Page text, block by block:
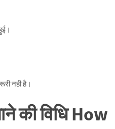
नही है।
की विधिHow